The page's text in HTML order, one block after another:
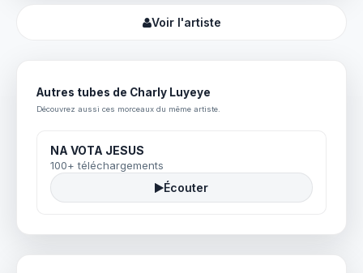
Voir l'artiste
Autres tubes de Charly Luyeye
Découvrez aussi ces morceaux du même artiste.
NA VOTA JESUS
100+ téléchargements
Écouter